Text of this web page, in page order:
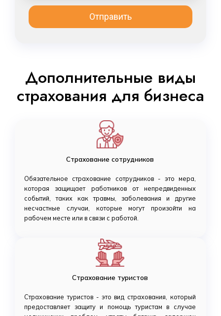
Дополнительные виды
страхования для бизнеса
Страхование сотрудников
Обязательное страхование сотрудников - это мера,
которая защищает работников от непредвиденных
событий, таких как травмы, заболевания и другие
несчастные случаи, которые могут произойти на
рабочем месте или в связи с работой.
Страхование туристов
Страхование туристов - это вид страхования, который
предоставляет защиту и помощь туристам в случае